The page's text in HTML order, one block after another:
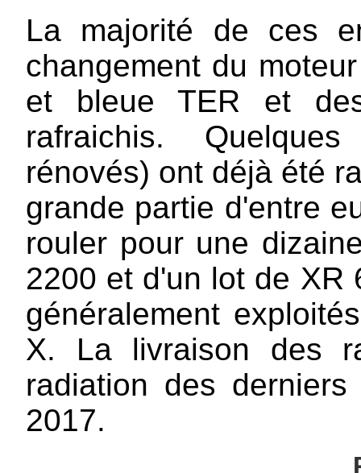
La majorité de ces
changement du
et bleue TER et des
rafraichis.
rénovés) ont déjà été
grande partie d'entre
rouler pour une
2200 et d'un lot de XR
généralement
X. La livraison des
radiation des
2017.